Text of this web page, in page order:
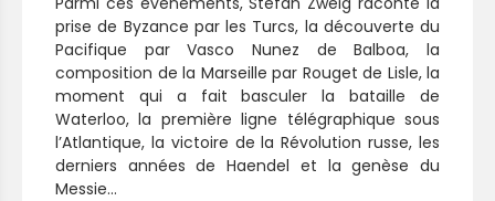
prise de Byzance par les Turcs, la découverte du
Pacifique par Vasco Nunez de Balboa, la
composition de la Marseille par Rouget de Lisle, la
moment qui a fait basculer la bataille de
Waterloo, la première ligne télégraphique sous
l’Atlantique, la victoire de la Révolution russe, les
derniers années de Haendel et la genèse du
Messie…